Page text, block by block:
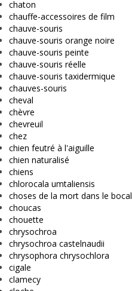
chaton
chauffe-accessoires de film
chauve-souris
chauve-souris orange noire
chauve-souris peinte
chauve-souris réelle
chauve-souris taxidermique
chauves-souris
cheval
chèvre
chevreuil
chez
chien feutré à l'aiguille
chien naturalisé
chiens
chlorocala umtaliensis
choses de la mort dans le bocal
choucas
chouette
chrysochroa
chrysochroa castelnaudii
chrysophora chrysochlora
cigale
clamecy